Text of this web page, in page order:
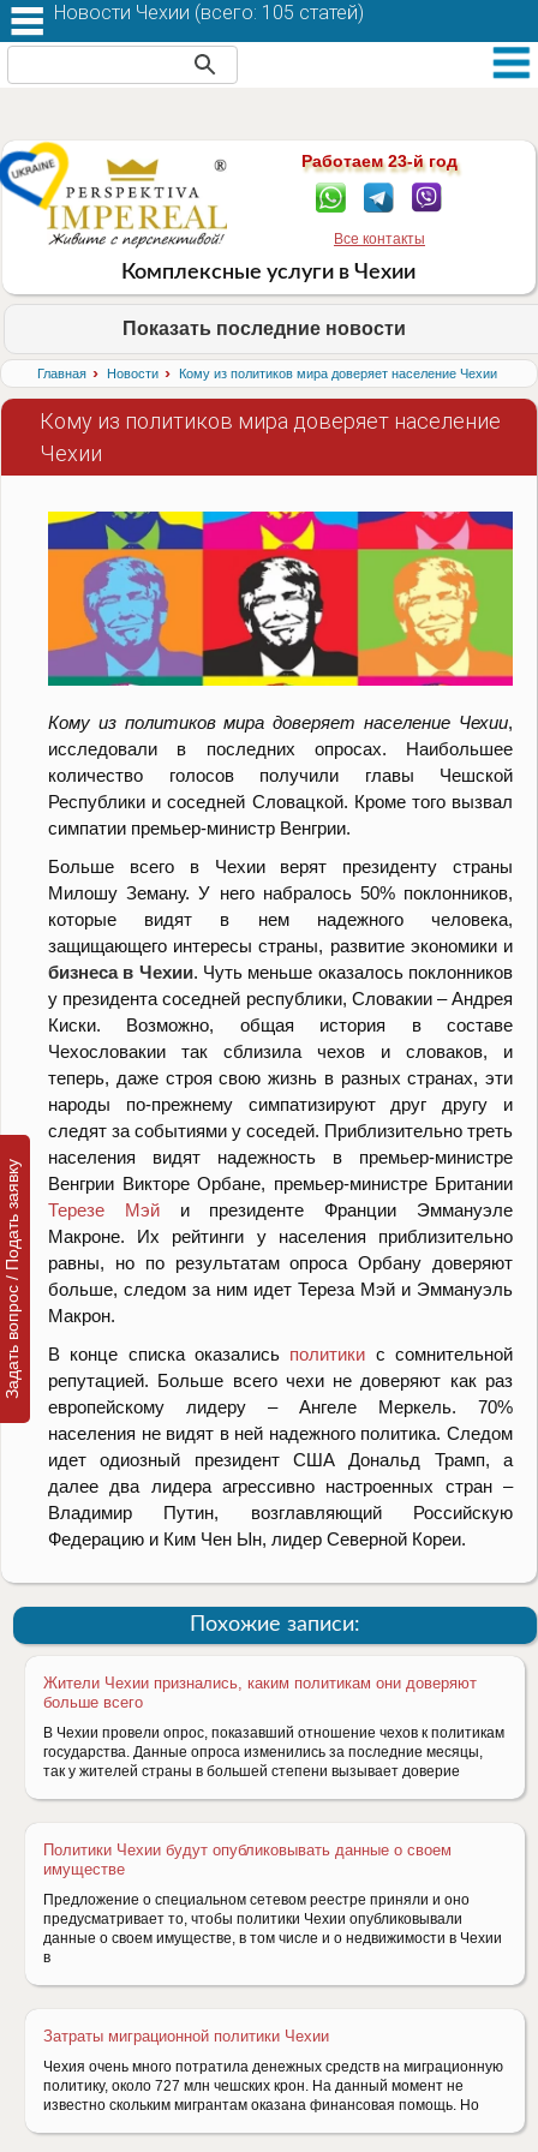
Работаем 23-й год
Все контакты
Комплексные услуги в Чехии
Показать последние новости
Главная › Новости › Кому из политиков мира доверяет население Чехии
Кому из политиков мира доверяет население
Чехии
Кому из политиков мира доверяет население Чехии,
исследовали в последних опросах. Наибольшее
количество голосов получили главы Чешской
Республики и соседней Словацкой. Кроме того вызвал
симпатии премьер-министр Венгрии.
Больше всего в Чехии верят президенту страны
Милошу Земану. У него набралось 50% поклонников,
которые видят в нем надежного человека,
защищающего интересы страны, развитие экономики и
бизнеса в Чехии. Чуть меньше оказалось поклонников
у президента соседней республики, Словакии – Андрея
Киски. Возможно, общая история в составе
Чехословакии так сблизила чехов и словаков, и
теперь, даже строя свою жизнь в разных странах, эти
народы по-прежнему симпатизируют друг другу и
следят за событиями у соседей. Приблизительно треть
населения видят надежность в премьер-министре
Венгрии Викторе Орбане, премьер-министре Британии
Терезе Мэйи президенте Франции Эммануэле
Макроне. Их рейтинги у населения приблизительно
равны, но по результатам опроса Орбану доверяют
больше, следом за ним идет Тереза Мэй и Эммануэль
Макрон.
В конце списка оказались политики с сомнительной
репутацией. Больше всего чехи не доверяют как раз
европейскому лидеру – Ангеле Меркель. 70%
населения не видят в ней надежного политика. Следом
идет одиозный президент США Дональд Трамп, а
далее два лидера агрессивно настроенных стран –
Владимир Путин, возглавляющий Российскую
Федерацию и Ким Чен Ын, лидер Северной Кореи.
Похожие записи:
Жители Чехии признались, каким политикам они доверяют
больше всего
В Чехии провели опрос, показавший отношение чехов к политикам
государства. Данные опроса изменились за последние месяцы,
так у жителей страны в большей степени вызывает доверие
Политики Чехии будут опубликовывать данные о своем
имуществе
Предложение о специальном сетевом реестре приняли и оно
предусматривает то, чтобы политики Чехии опубликовывали
данные о своем имуществе, в том числе и о недвижимости в Чехии
в
Затраты миграционной политики Чехии
Чехия очень много потратила денежных средств на миграционную
политику, около 727 млн чешских крон. На данный момент не
известно скольким мигрантам оказана финансовая помощь. Но
Новости Чехии (всего: 105 статей)
Задать вопрос / Подать заявку